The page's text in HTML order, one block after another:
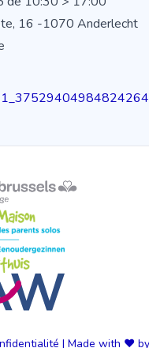
16 -1070 Anderlecht
| Made with ❤️